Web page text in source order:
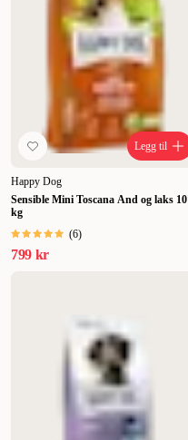
Legg til
Happy Dog
Sensible Mini Toscana And og laks 10
kg
(6)
799 kr